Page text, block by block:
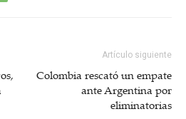
Artículo siguiente
Colombia rescató un empate
ante Argentina por
eliminatorias